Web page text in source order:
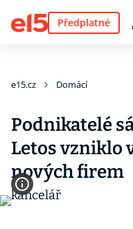
Předplatné
e15.cz Domácí
Podnikatelé
Letos vzniklo
nových firem